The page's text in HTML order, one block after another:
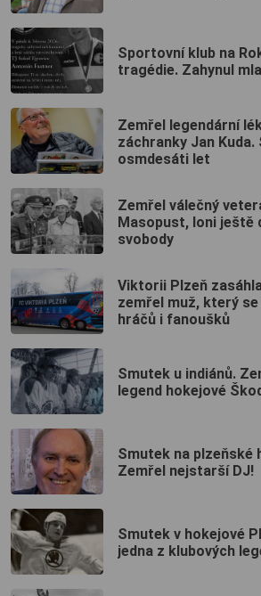
Sportovní klub na
tragédie. Zahynul
Zemřel legendární
záchranky Jan Kuda.
osmdesáti let
Zemřel válečný
Masopust, loni ještě
svobody
Viktorii Plzeň
zemřel muž, který
hráčů i fanoušků
Smutek u indiánů.
legend hokejové
Smutek na plzeňské
Zemřel nejstarší DJ!
Smutek v hokejové
jedna z klubových